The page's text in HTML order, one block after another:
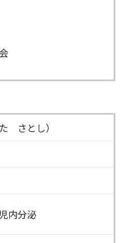
さとし）
内分泌